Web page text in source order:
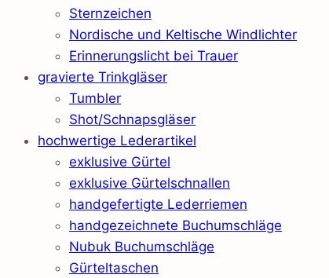
Sternzeichen
Nordische und Keltische Windlichter
Erinnerungslicht bei Trauer
gravierte Trinkgläser
Tumbler
Shot/Schnapsgläser
hochwertige Lederartikel
exklusive Gürtel
exklusive Gürtelschnallen
handgefertigte Lederriemen
handgezeichnete Buchumschläge
Nubuk Buchumschläge
Gürteltaschen